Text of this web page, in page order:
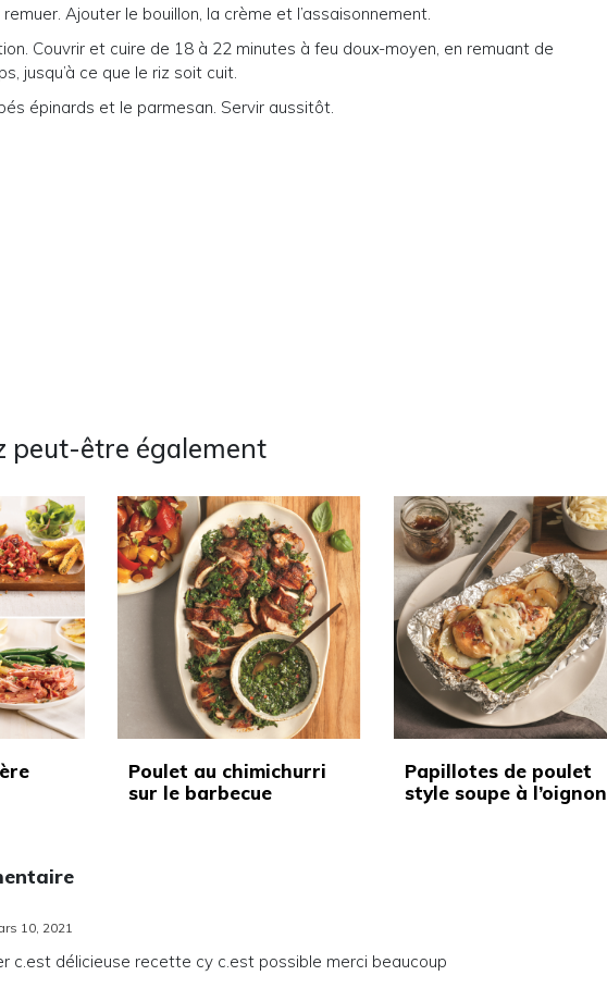
Ajouter le bouillon, la crème et l’assaisonnement.
Couvrir et cuire de 18 à 22 minutes à feu doux-moyen, en remuant de
jusqu’à ce que le riz soit cuit.
épinards et le parmesan. Servir aussitôt.
peut-être également
Poulet au chimichurri
sur le barbecue
Papillotes de poulet
style soupe à l’oignon
10, 2021
c.est délicieuse recette cy c.est possible merci beaucoup